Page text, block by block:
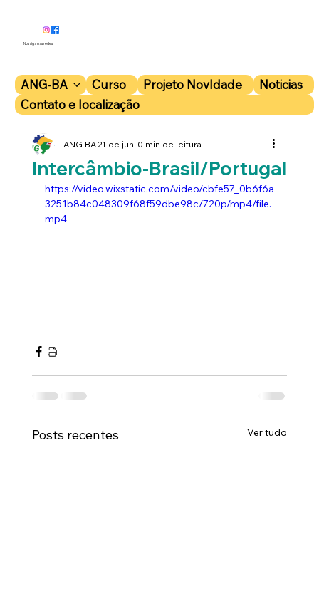
ANG-BA Curso Projeto NovIdade
Noticias
Contato e localização
Nos siga nas redes
Intercâmbio-Brasil/Portugal
ANG BA21 de jun. 0 min de leitura
https://video.wixstatic.com/video/cbfe57_0b6f6a
3251b84c048309f68f59dbe98c/720p/mp4/file.
mp4
Posts recentes Ver tudo